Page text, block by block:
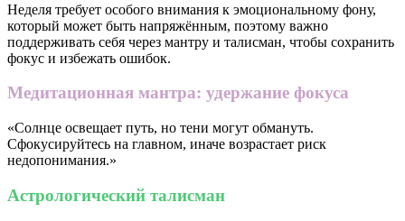
Неделя требует особого внимания к эмоциональному фону,
который может быть напряжённым, поэтому важно
поддерживать себя через мантру и талисман, чтобы сохранить
фокус и избежать ошибок.
Медитационная мантра: удержание фокуса
«Солнце освещает путь, но тени могут обмануть.
Сфокусируйтесь на главном, иначе возрастает риск
недопонимания.»
Астрологический талисман